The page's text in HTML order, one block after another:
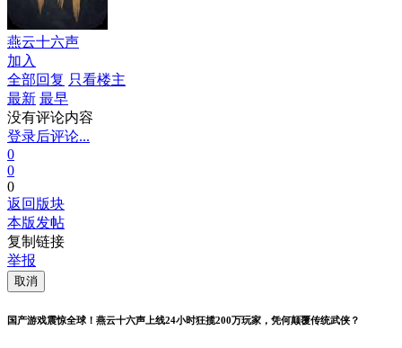
燕云十六声
加入
全部回复 只看楼主
最新 最早
没有评论内容
登录后评论...
0
0
0
返回版块
本版发帖
复制链接
举报
取消
国产游戏震惊全球！燕云十六声上线24小时狂揽200万玩家，凭何颠覆传统武侠？